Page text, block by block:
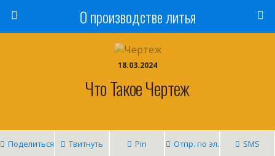
О производстве литья
18.03.2024
Что Такое Чертеж
Поделиться Твитнуть Pin
Отпр. по эл.
SMS